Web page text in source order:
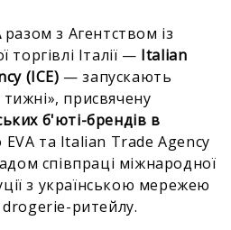
разом з Агентством із
торгівлі Італії — Italian
(ICE) — запускають
тижні», присвячену
б'юті-брендів в
та Italian Trade Agency
співпраці міжнародної
з українською мережею
drogerie-ритейлу.